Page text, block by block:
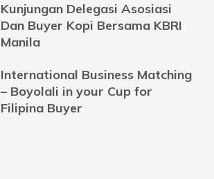
Kunjungan Delegasi Asosiasi
Dan Buyer Kopi Bersama KBRI
Manila
International Business Matching
– Boyolali in your Cup for
Filipina Buyer